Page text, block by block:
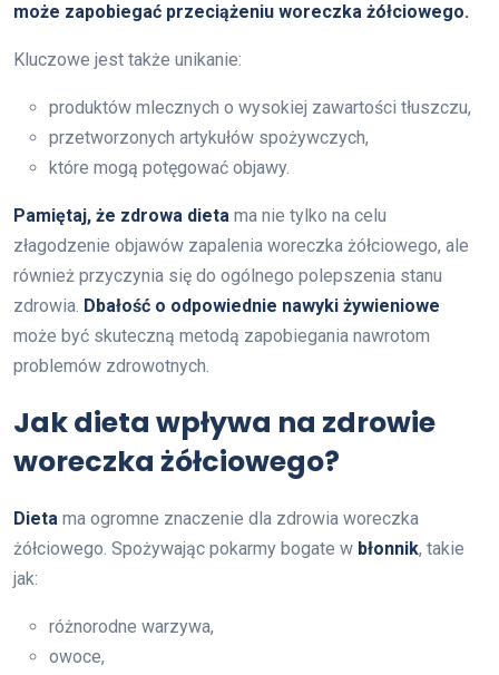
może zapobiegać przeciążeniu woreczka żółciowego.
Kluczowe jest także unikanie:
produktów mlecznych o wysokiej zawartości tłuszczu,
przetworzonych artykułów spożywczych,
które mogą potęgować objawy.
Pamiętaj, że zdrowa dieta ma nie tylko na celu
złagodzenie objawów zapalenia woreczka żółciowego, ale
również przyczynia się do ogólnego polepszenia stanu
zdrowia. Dbałość o odpowiednie nawyki żywieniowe
może być skuteczną metodą zapobiegania nawrotom
problemów zdrowotnych.
Jak dieta wpływa na zdrowie
woreczka żółciowego?
Dieta ma ogromne znaczenie dla zdrowia woreczka
żółciowego. Spożywając pokarmy bogate w błonnik, takie
jak:
różnorodne warzywa,
owoce,